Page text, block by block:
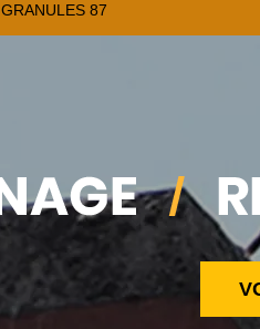
GRANULES 87